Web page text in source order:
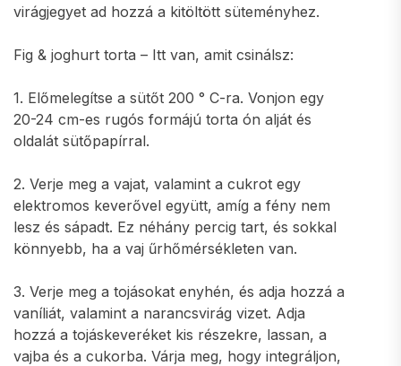
virágjegyet ad hozzá a kitöltött süteményhez.
Fig & joghurt torta – Itt van, amit csinálsz:
1. Előmelegítse a sütőt 200 ° C-ra. Vonjon egy
20-24 cm-es rugós formájú torta ón alját és
oldalát sütőpapírral.
2. Verje meg a vajat, valamint a cukrot egy
elektromos keverővel együtt, amíg a fény nem
lesz és sápadt. Ez néhány percig tart, és sokkal
könnyebb, ha a vaj űrhőmérsékleten van.
3. Verje meg a tojásokat enyhén, és adja hozzá a
vaníliát, valamint a narancsvirág vizet. Adja
hozzá a tojáskeveréket kis részekre, lassan, a
vajba és a cukorba. Várja meg, hogy integráljon,